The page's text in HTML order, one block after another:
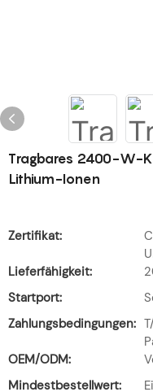
Tragbares 2400-W-
Lithium-Ionen
Zertifikat:
Lieferfähigkeit:
Startport:
Zahlungsbedingungen:
OEM/ODM:
Mindestbestellwert: